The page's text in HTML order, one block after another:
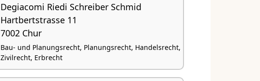
Degiacomi Riedi Schreiber Schmid
Hartbertstrasse 11
7002 Chur
Bau- und Planungsrecht, Planungsrecht, Handelsrecht,
Zivilrecht, Erbrecht